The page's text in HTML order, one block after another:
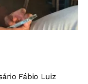
Fábio Luiz